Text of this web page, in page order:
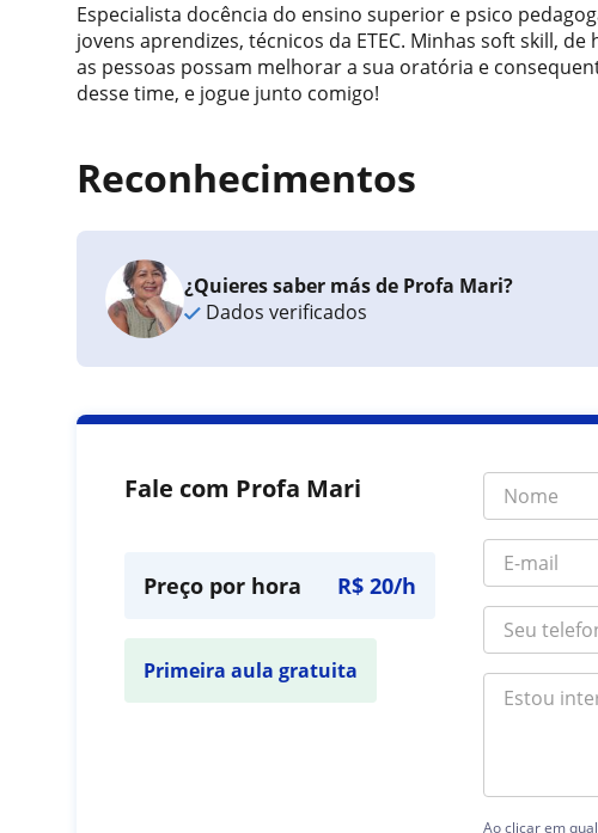
Especialista docência do ensino superior e psico
jovens aprendizes, técnicos da ETEC. Minhas soft skill,
as pessoas possam melhorar a sua oratória e
desse time, e jogue junto comigo!
Reconhecimentos
¿Quieres saber más de Profa Mari?
Dados verificados
Fale com Profa Mari
Preço por hora R$ 20/h
Primeira aula gratuita
Ao clicar em